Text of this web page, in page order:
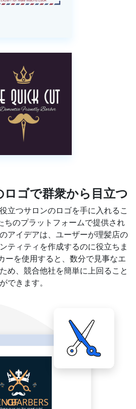
ロゴで群衆から目立つ
立つサロンのロゴを手に入れるこ
ちのプラットフォームで提供され
アイデアは、ユーザーが理髪店の
ティティを作成するのに役立ちま
ーを使用すると、数分で見事なエ
め、競合他社を簡単に上回ること
ができます。